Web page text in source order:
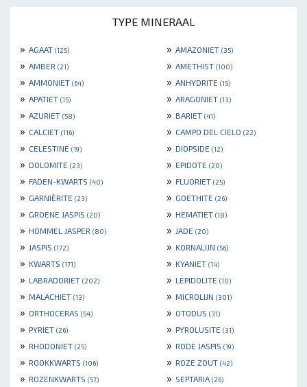
TYPE MINERAAL
» AGAAT (125) » AMAZONIET (35)
» AMBER (21) » AMETHIST (100)
» AMMONIET (64) » ANHYDRITE (15)
» APATIET (15) » ARAGONIET (13)
» AZURIET (58) » BARIET (41)
» CALCIET (116) » CAMPO DEL CIELO (22)
» CELESTINE (19) » DIOPSIDE (12)
» DOLOMITE (23) » EPIDOTE (20)
» FADEN-KWARTS (40) » FLUORIET (25)
» GARNIÈRITE (23) » GOETHITE (26)
» GROENE JASPIS (20) » HEMATIET (18)
» HOMMEL JASPER (80) » JADE (20)
» JASPIS (172) » KORNALIJN (56)
» KWARTS (171) » KYANIET (14)
» LABRADORIET (202) » LEPIDOLITE (10)
» MALACHIET (13) » MICROLIJN (301)
» ORTHOCERAS (54) » OTODUS (31)
» PYRIET (26) » PYROLUSITE (31)
» RHODONIET (25) » RODE JASPIS (19)
» ROOKKWARTS (106) » ROZE ZOUT (42)
» ROZENKWARTS (57) » SEPTARIA (26)